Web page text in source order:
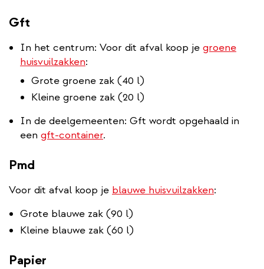
Gft
In het centrum: Voor dit afval koop je groene
huisvuilzakken:
Grote groene zak (40 l)
Kleine groene zak (20 l)
In de deelgemeenten: Gft wordt opgehaald in
een gft-container.
Pmd
Voor dit afval koop je blauwe huisvuilzakken:
Grote blauwe zak (90 l)
Kleine blauwe zak (60 l)
Papier